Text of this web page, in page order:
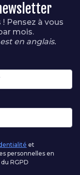
Pensez à vous
mois.
en anglais.
et
personnelles en
RGPD